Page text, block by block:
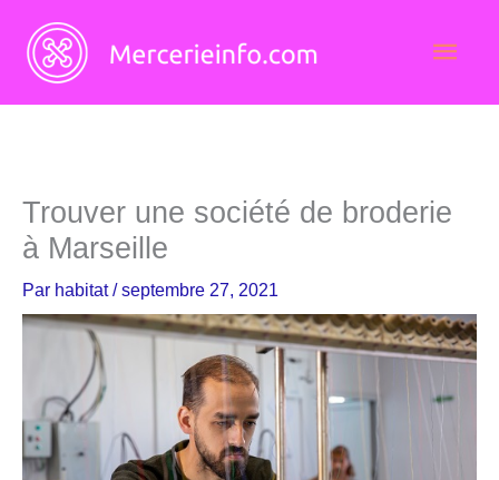
contenu
Trouver une société de broderie
à Marseille
Par habitat/septembre 27, 2021